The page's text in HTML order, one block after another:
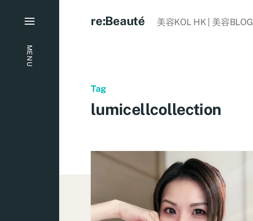
MENU
re:Beauté 美容KOL HK | 美容BLOG
Tag
lumicellcollection